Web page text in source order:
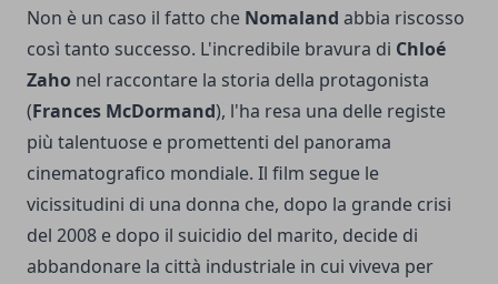
Non è un caso il fatto che Nomaland abbia riscosso
così tanto successo. L'incredibile bravura di Chloé
Zaho nel raccontare la storia della protagonista
(Frances McDormand), l'ha resa una delle registe
più talentuose e promettenti del panorama
cinematografico mondiale. Il film segue le
vicissitudini di una donna che, dopo la grande crisi
del 2008 e dopo il suicidio del marito, decide di
abbandonare la città industriale in cui viveva per